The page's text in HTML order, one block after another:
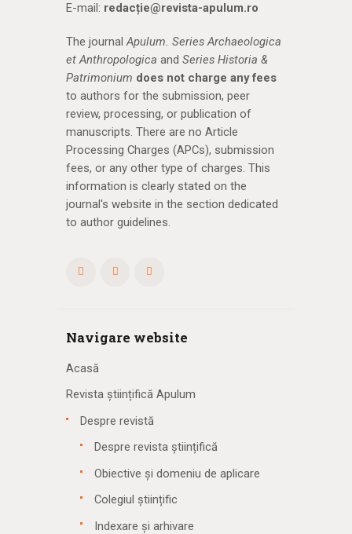
E-mail: redacție@revista-apulum.ro
The journalApulum. Series Archaeologica
et Anthropologica and Series Historia &
Patrimonium does not charge any fees
to authors for the submission, peer
review, processing, or publication of
manuscripts. There are no Article
Processing Charges (APCs), submission
fees, or any other type of charges. This
information is clearly stated on the
journal's website in the section dedicated
to author guidelines.
Navigare website
Acasă
Revista științifică Apulum
Despre revistă
Despre revista științifică
Obiective și domeniu de aplicare
Colegiul științific
Indexare și arhivare